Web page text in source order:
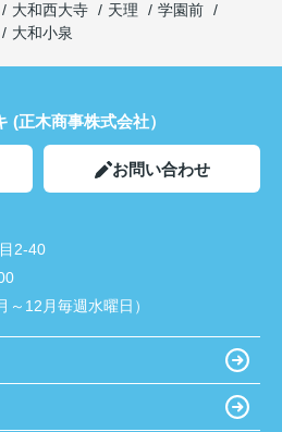
大和西大寺 天理
学園前
大和小泉
(正木商事株式会社）
お問い合わせ
2-40
～12月毎週水曜日）